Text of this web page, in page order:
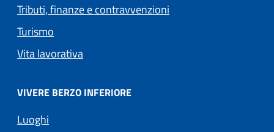
Tributi, finanze e contravvenzioni
Turismo
Vita lavorativa
VIVERE BERZO INFERIORE
Luoghi